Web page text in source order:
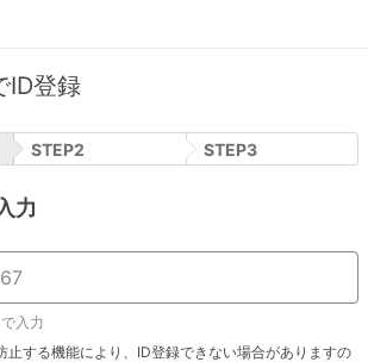
ID登録
STEP2 STEP3
力
入力
止する機能により、ID登録できない場合がありますの